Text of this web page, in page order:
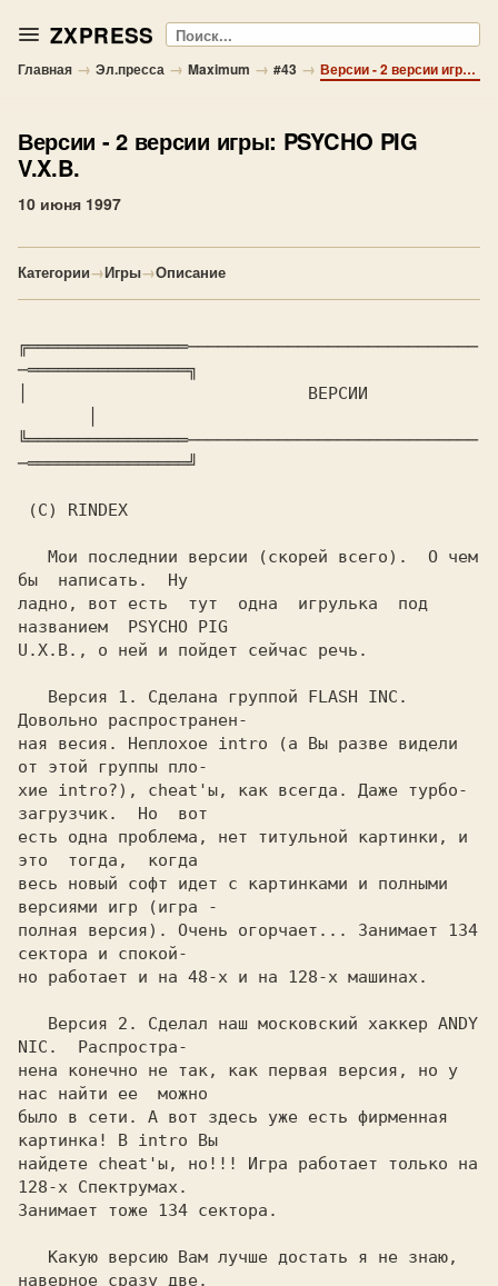
ZXPRESS Поиск
Главная → Эл.пресса → Maximum → #43 → Версии - 2 версии игры: PSYCHO PIG V.X.B.
Версии - 2 версии игры: PSYCHO PIG
V.X.B.
10 июня 1997
Категории→Игры→Описание
╔════════════════─────────────────────────────
─════════════════╗
╚════════════════─────────────────────────────
─════════════════╝
бы  написать.  Ну
ладно, вот есть  тут  одна  игрулька  под
названием  PSYCHO PIG
U.X.B., o ней и пойдет сейчас речь.
Довольно распространен-
ная весия. Неплохое intro (а Вы разве видели
от этой группы пло-
хие intro?), cheat'ы, как всегда. Даже турбо-
загрузчик.  Но  вот
есть одна проблема, нет титульной картинки, и
это  тогда,  когда
весь новый софт идет с картинками и полными
версиями игр (игра -
полная версия). Очень огорчает... Занимает 134
сектора и спокой-
но работает и на 48-х и на 128-х машинах.
NIC.  Распростра-
нена конечно не так, как первая версия, но у
нас найти ее  можно
было в сети. А вот здесь уже есть фирменная
картинка! В intro Вы
найдете cheat'ы, но!!! Игра работает только на
128-х Спектрумах.
Занимает тоже 134 сектора.
наверное сразу две.